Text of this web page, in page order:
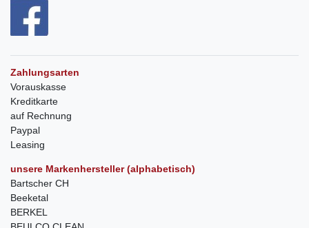
Zahlungsarten
Vorauskasse
Kreditkarte
auf Rechnung
Paypal
Leasing
unsere Markenhersteller (alphabetisch)
Bartscher CH
Beeketal
BERKEL